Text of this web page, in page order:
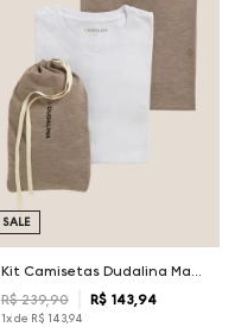
R$ 239,90 R$ 143, 94
1x de R$ 143,94
SALE